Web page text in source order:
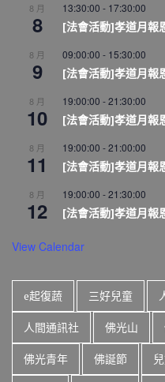
8 月
8
13:30:00 - 17:30:00
[法會活動]孝道月報
8 月
9
09:00:00 - 15:30:00
[法會活動]孝道月報
8 月
10
19:00:00 -21:30:00
[法會活動]孝道月報
8 月
11
19:00:00 -21:00:00
[法會活動]孝道月報
8 月
12
19:00:00 -21:30:00
[法會活動]孝道月報
View Calendar
e起復蔬 三好兒童
人間通訊社 佛光山
佛光青年 佛誕節